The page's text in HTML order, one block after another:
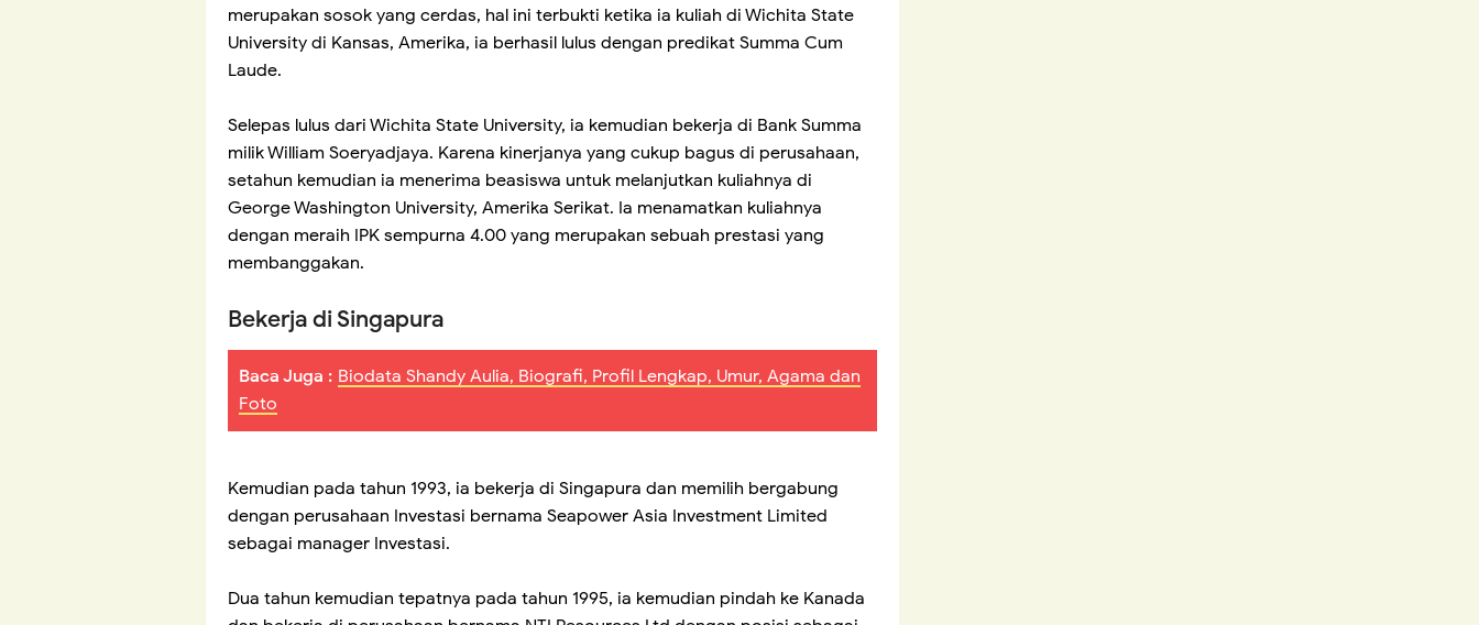
merupakan sosok yang cerdas, hal ini terbukti ketika ia kuliah di Wichita State
University di Kansas, Amerika, ia berhasil lulus dengan predikat Summa Cum
Laude.
Selepas lulus dari Wichita State University, ia kemudian bekerja di Bank Summa
milik William Soeryadjaya. Karena kinerjanya yang cukup bagus di perusahaan,
setahun kemudian ia menerima beasiswa untuk melanjutkan kuliahnya di
George Washington University, Amerika Serikat. Ia menamatkan kuliahnya
dengan meraih IPK sempurna 4.00 yang merupakan sebuah prestasi yang
membanggakan.
Bekerja di Singapura
Baca Juga : Biodata Shandy Aulia, Biografi, Profil Lengkap, Umur, Agama dan
Foto
Kemudian pada tahun 1993, ia bekerja di Singapura dan memilih bergabung
dengan perusahaan Investasi bernama Seapower Asia Investment Limited
sebagai manager Investasi.
Dua tahun kemudian tepatnya pada tahun 1995, ia kemudian pindah ke Kanada